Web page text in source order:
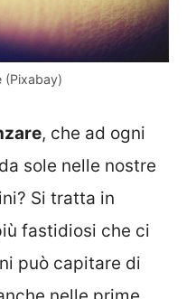
(Pixabay)
, che ad ogni
sole nelle nostre
Si tratta in
fastidiosi che ci
può capitare di